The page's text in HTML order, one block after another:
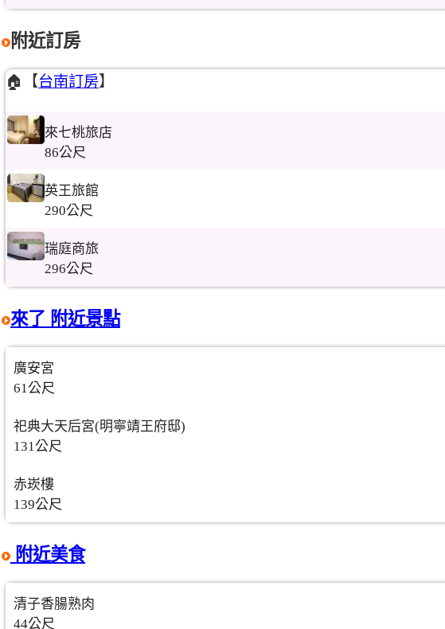
附近訂房
🏠【台南訂房】
來七桃旅店
86公尺
英王旅館
290公尺
瑞庭商旅
296公尺
來了 附近景點
廣安宮
61公尺
祀典大天后宮(明寧靖王府邸)
131公尺
赤崁樓
139公尺
附近美食
清子香腸熟肉
44公尺